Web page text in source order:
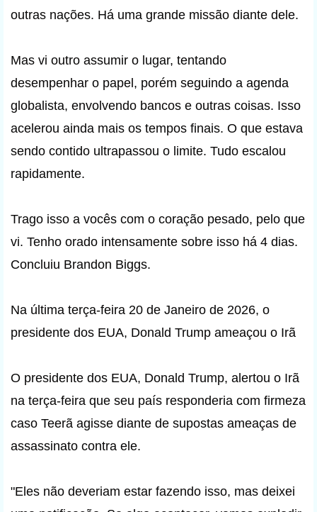
outras nações. Há uma grande missão diante dele.
Mas vi outro assumir o lugar, tentando
desempenhar o papel, porém seguindo a agenda
globalista, envolvendo bancos e outras coisas. Isso
acelerou ainda mais os tempos finais. O que estava
sendo contido ultrapassou o limite. Tudo escalou
rapidamente.
Trago isso a vocês com o coração pesado, pelo que
vi. Tenho orado intensamente sobre isso há 4 dias.
Concluiu Brandon Biggs.
Na última terça-feira 20 de Janeiro de 2026, o
presidente dos EUA, Donald Trump ameaçou o Irã
O presidente dos EUA, Donald Trump, alertou o Irã
na terça-feira que seu país responderia com firmeza
caso Teerã agisse diante de supostas ameaças de
assassinato contra ele.
"Eles não deveriam estar fazendo isso, mas deixei